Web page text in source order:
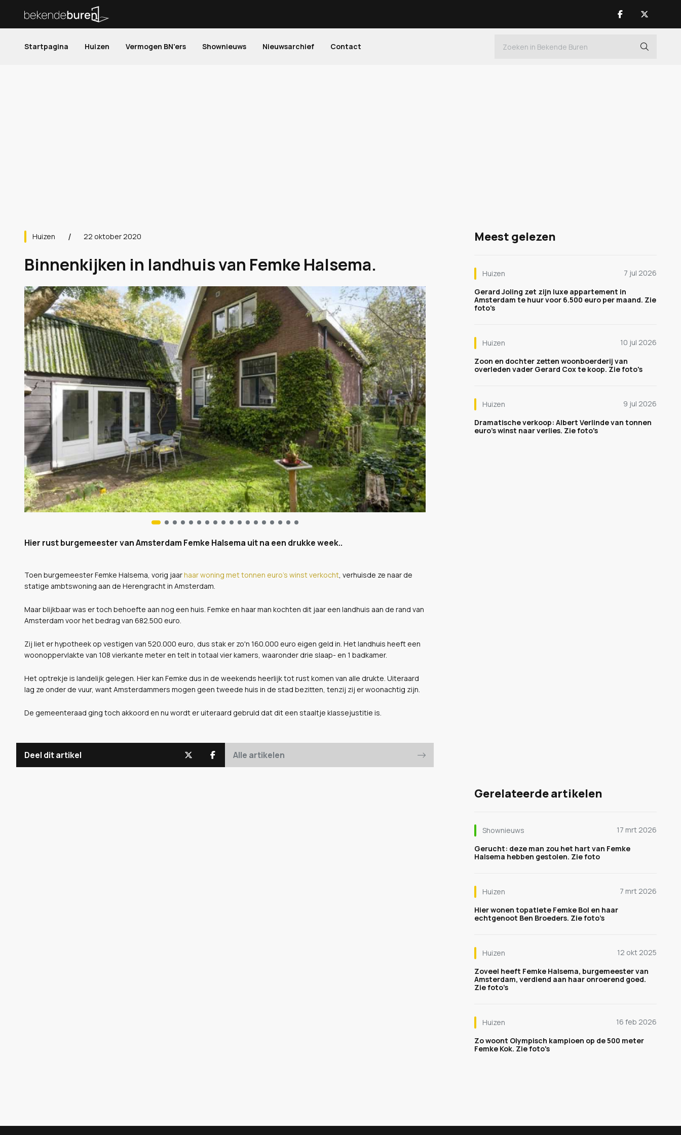
Startpagina Huizen Vermogen BN'ers Shownieuws Nieuwsarchief Contact
Huizen 22 oktober 2020
Binnenkijken in landhuis van Femke Halsema.
Hier rust burgemeester van Amsterdam Femke Halsema uit na een drukke week..
Toen burgemeester Femke Halsema, vorig jaarhaar woning met tonnen euro's winst verkocht , verhuisde ze naar de
statige ambtswoning aan de Herengracht in Amsterdam.
Maar blijkbaar was er toch behoefte aan nog een huis. Femke en haar man kochten dit jaar een landhuis aan de rand van
Amsterdam voor het bedrag van 682.500 euro.
Zij liet er hypotheek op vestigen van 520.000 euro, dus stak er zo'n 160.000 euro eigen geld in. Het landhuis heeft een
woonoppervlakte van 108 vierkante meter en telt in totaal vier kamers, waaronder drie slaap- en 1 badkamer.
Het optrekje is landelijk gelegen. Hier kan Femke dus in de weekends heerlijk tot rust komen van alle drukte. Uiteraard
lag ze onder de vuur, want Amsterdammers mogen geen tweede huis in de stad bezitten, tenzij zij er woonachtig zijn.
De gemeenteraad ging toch akkoord en nu wordt er uiteraard gebruld dat dit een staaltje klassejustitie is.
Deel dit artikel Alle artikelen
Meest gelezen
Huizen
7 jul 2026
Gerard Joling zet zijn luxe appartement in
Amsterdam te huur voor 6.500 euro per maand. Zie
foto's
Huizen
10 jul 2026
Zoon en dochter zetten woonboerderij van
overleden vader Gerard Cox te koop. Zie foto's
Huizen
9 jul 2026
Dramatische verkoop: Albert Verlinde van tonnen
euro's winst naar verlies. Zie foto's
Gerelateerde artikelen
Shownieuws
17 mrt 2026
Gerucht: deze man zou het hart van Femke
Halsema hebben gestolen. Zie foto
Huizen
7 mrt 2026
Hier wonen topatlete Femke Bol en haar
echtgenoot Ben Broeders. Zie foto’s
Huizen
12 okt 2025
Zoveel heeft Femke Halsema, burgemeester van
Amsterdam, verdiend aan haar onroerend goed.
Zie foto’s
Huizen
16 feb 2026
Zo woont Olympisch kampioen op de 500 meter
Femke Kok. Zie foto's